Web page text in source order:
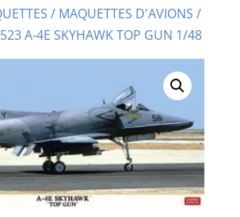
/ MAQUETTES D'AVIONS /
A-4E SKYHAWK TOP GUN 1/48